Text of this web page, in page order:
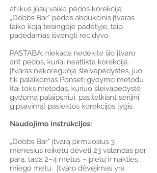
atlikus jūsų vaiko pėdos korekciją
„Dobbs Bar“ pėdos abdukcinis įtvaras
laiko koją teisingoje padėtyje, taip
padėdamas išvengti recidyvo.
PASTABA: niekada nedėkite šio įtvaro
ant pėdos, kuriai neatlikta korekcija.
Įtvaras nekoreguoja šleivapėdystės, juo
tik palaikomas Ponseti gydymo metodu
(tai toks metodas, kuriuo šleivapėdystė
gydoma palaipsniui, pasitelkiant serijinį
gipsavimą) pasiektos korekcijos lygis.
Naudojimo instrukcijos:
„Dobbs Bar“ įtvarą pirmuosius 3
mėnesius reikėtų dėvėti 23 valandas per
parą, tada 2–4 metus – pietų ir nakties
miego metu. Įtvaro dėvėjimas yra